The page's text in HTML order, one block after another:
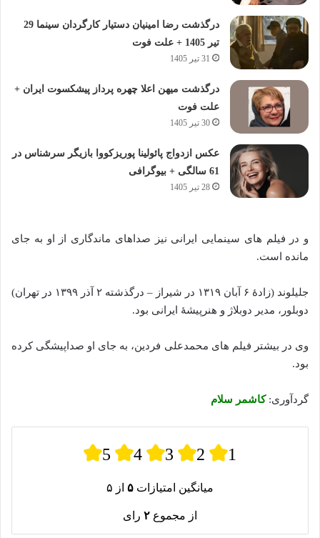
درگذشت رضا امینیان دستیار کارگردان سینما 29
تیر 1405 + علت فوت
31 تیر 1405
درگذشت میهن اعلا چهره پرداز پیشکسوت ایران +
علت فوت
30 تیر 1405
عکس ازدواج پائولینا پوریزکووا بازیگر سرشناس در
61 سالگی + بیوگرافی
28 تیر 1405
و در فیلم ‌های سینمایی ایرانی نیز صداهای ماندگاری از او به جای
مانده است.
جلیلوند (زادهٔ ۶ آبان ۱۳۱۹ در شیراز – درگذشته ۲ آذر ۱۳۹۹ در تهران)
دوبلور، مدیر دوبلاژ و هنرپیشهٔ ایرانی بود.
وی در بیشتر فیلم ‌های محمدعلی فردین، به ‌جای او صداپیشگی کرده‌
بود.
گردآوری:کاشمر سلام
5 4 3 2 1
میانگین امتیازات ۵ از ۵
از مجموع ۲ رای